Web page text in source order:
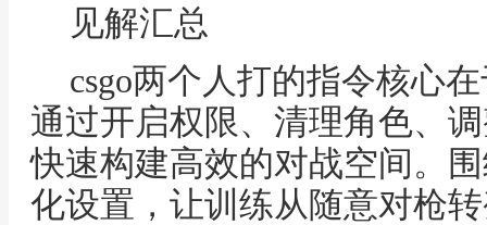
见解汇总
csgo两个人打的指令核心
通过开启权限、清理角色、
快速构建高效的对战空间。
化设置，让训练从随意对枪